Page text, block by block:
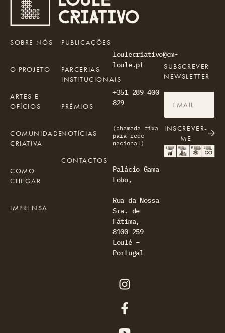
loulecriativo@cm-
loule.pt
+351 289 400
829
(chamada fixa
para rede
nacional)
Palácio Gama
Lobo,
Rua da Nossa
Sra. de
Fátima,
8100-259
Loulé –
Portugal
SOBRE NÓS
O PROJETO
ARTES E
OFÍCIOS
COMUNIDADE
CRIATIVA
COMO
CHEGAR
IMPRENSA
PUBLICAÇÕES
PARCERIAS
INSTITUCIONAIS
PRÉMIOS
NOTÍCIAS
CONTACTOS
SUBSCREVER
NEWSLETTER
INSCREVER-
ME